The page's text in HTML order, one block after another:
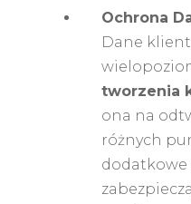
Ochrona
Dane
tworzenia
ona na
różnych